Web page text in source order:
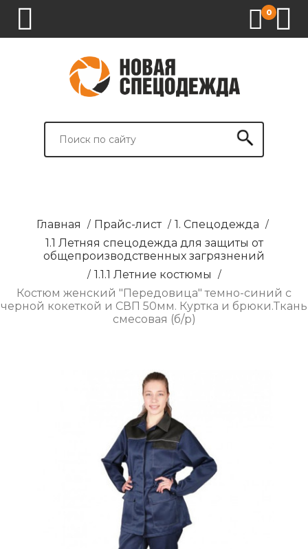
0
СПЕЦОДЕЖДА
СПЕЦОБУВЬ
СРЕДСТВА
ВСПОМОГАТЕЛЬНЫЕ
БРЕНДИРОВАНИЕ
Главная / Прайс-лист / 1. Спецодежда /
1.1 Летняя спецодежда для защиты от
общепроизводственных загрязнений
/ 1.1.1 Летние костюмы /
Костюм женский "Передовица" темно-синий с
черной кокеткой и СВП 50мм. Куртка и брюки.Ткань
смесовая (б/р)